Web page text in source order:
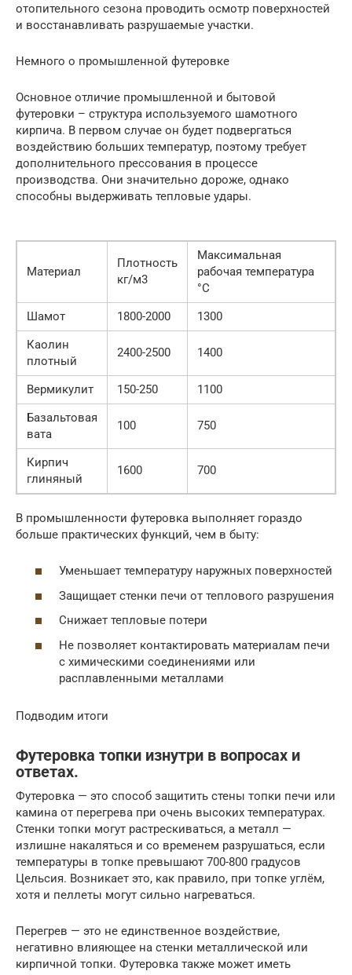
отопительного сезона проводить осмотр поверхностей
и восстанавливать разрушаемые участки.
Немного о промышленной футеровке
Основное отличие промышленной и бытовой
футеровки – структура используемого шамотного
кирпича. В первом случае он будет подвергаться
воздействию больших температур, поэтому требует
дополнительного прессования в процессе
производства. Они значительно дороже, однако
способны выдерживать тепловые удары.
Материал
Плотность
кг/м3
Максимальная
рабочая температура
°С
Шамот
1800-2000
1300
Каолин
плотный
2400-2500 1400
Вермикулит 150-250
1100
Базальтовая
вата
100 750
Кирпич
глиняный
1600 700
В промышленности футеровка выполняет гораздо
больше практических функций, чем в быту:
Уменьшает температуру наружных поверхностей
Защищает стенки печи от теплового разрушения
Снижает тепловые потери
Не позволяет контактировать материалам печи
с химическими соединениями или
расплавленными металлами
Подводим итоги
Футеровка топки изнутри в вопросах и
ответах.
Футеровка — это способ защитить стены топки печи или
камина от перегрева при очень высоких температурах.
Стенки топки могут растрескиваться, а металл —
излишне накаляться и со временем разрушаться, если
температуры в топке превышают 700-800 градусов
Цельсия. Возникает это, как правило, при топке углём,
хотя и пеллеты могут сильно нагреваться.
Перегрев — это не единственное воздействие,
негативно влияющее на стенки металлической или
кирпичной топки. Футеровка также может иметь